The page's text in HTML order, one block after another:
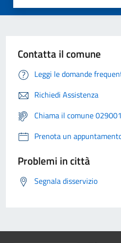
Contatta il comune
Leggi le domande
Richiedi Assistenza
Chiama il comune
Prenota un
Problemi in città
Segnala disservizio